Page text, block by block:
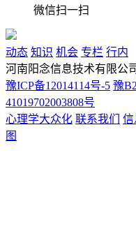
微信扫一扫
动态 知识 机会 专栏 行内
河南阳念信息技术有限公
豫ICP备12014114号-5 豫
41019702003808号
心理学大众化 联系我们 信
图